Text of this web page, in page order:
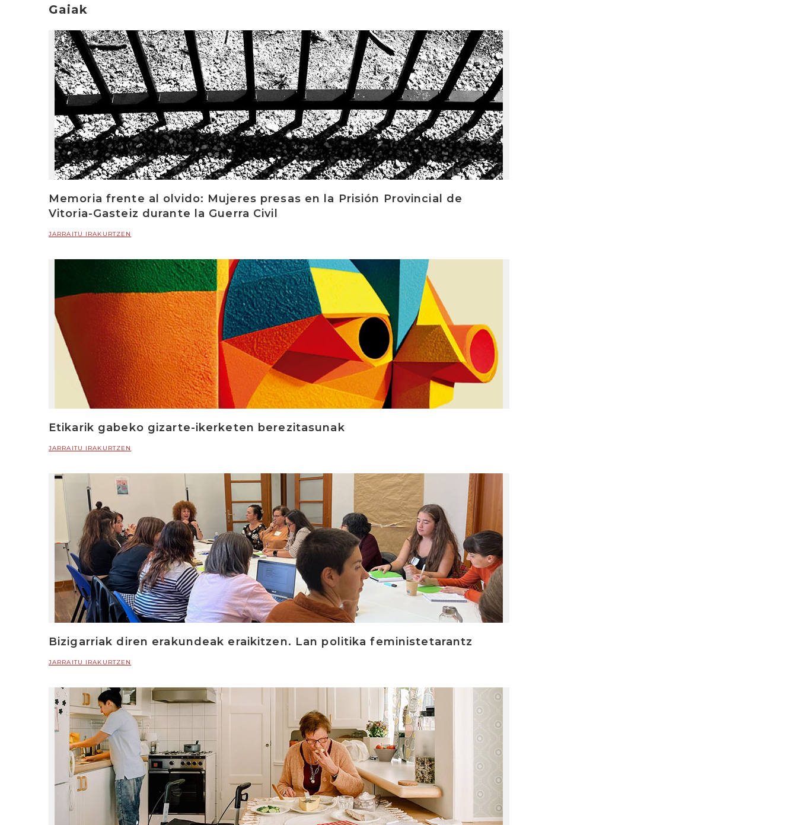
Gaiak
Memoria frente al olvido: Mujeres presas en la Prisión Provincial de
Vitoria-Gasteiz durante la Guerra Civil
JARRAITU IRAKURTZEN
Etikarik gabeko gizarte-ikerketen berezitasunak
JARRAITU IRAKURTZEN
Bizigarriak diren erakundeak eraikitzen. Lan politika feministetarantz
JARRAITU IRAKURTZEN